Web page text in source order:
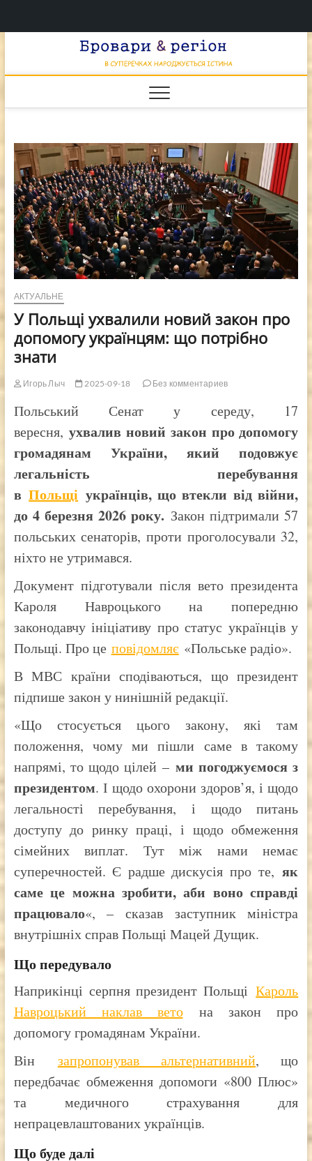
НАРОДЖУЄТЬСЯ
АКТУАЛЬНЕ
У Польщі ухвалили новий закон про
допомогу українцям: що потрібно
знати
Игорь Лыч 2025-09-18 Без комментариев
Польський Сенат у середу, 17
вересня,ухвалив новий закон про допомогу
громадянам України, який подовжує
легальність перебування
вПольщі українців, що втекли від війни,
до 4 березня 2026 року. Закон підтримали 57
польських сенаторів, проти проголосували 32,
ніхто не утримався.
Документ підготували після вето президента
Кароля Навроцького на попередню
законодавчу ініціативу про статус українців у
Польщі. Про це повідомляє «Польське радіо».
В МВС країни сподіваються, що президент
підпише закон у нинішній редакції.
«Що стосується цього закону, які там
положення, чому ми пішли саме в такому
напрямі, то щодо цілей – ми погоджуємося з
президентом. І щодо охорони здоров’я, і щодо
легальності перебування, і щодо питань
доступу до ринку праці, і щодо обмеження
сімейних виплат. Тут між нами немає
суперечностей. Є радше дискусія про те,як
саме це можна зробити, аби воно справді
працювало«, – сказав заступник міністра
внутрішніх справ Польщі Мацей Дущик.
Що передувало
Наприкінці серпня президент ПольщіКароль
Навроцький наклав ветона закон про
допомогу громадянам України.
Він запропонував альтернативний, що
передбачає обмеження допомоги «800 Плюс»
та медичного страхування для
непрацевлаштованих українців.
Що буде далі